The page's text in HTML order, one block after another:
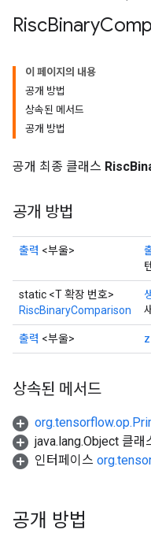
RiscBinary
이 페이지의 내용
공개 방법
상속된 메서드
공개 방법
공개 최종 클래스
공개 방법
출력 <부울>
static <T 확장 번호>
RiscBinaryComparison
출력 <부울> z
상속된 메서드
java.lang.Object 클래
인터페이스
공개 방법